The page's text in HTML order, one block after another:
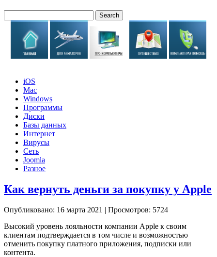
iOS
Mac
Windows
Программы
Диски
Базы данных
Интернет
Вирусы
Сеть
Joomla
Разное
Как вернуть деньги за покупку у Apple
Опубликовано: 16 марта 2021 | Просмотров: 5724
Высокий уровень лояльности компании Apple к своим
клиентам подтверждается в том числе и возможностью
отменить покупку платного приложения, подписки или
контента.